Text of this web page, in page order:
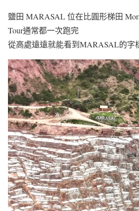
鹽田 MARASAL 位在比圓形梯田
Tour通常都一次跑完
從高處遠遠就能看到MARASAL的字